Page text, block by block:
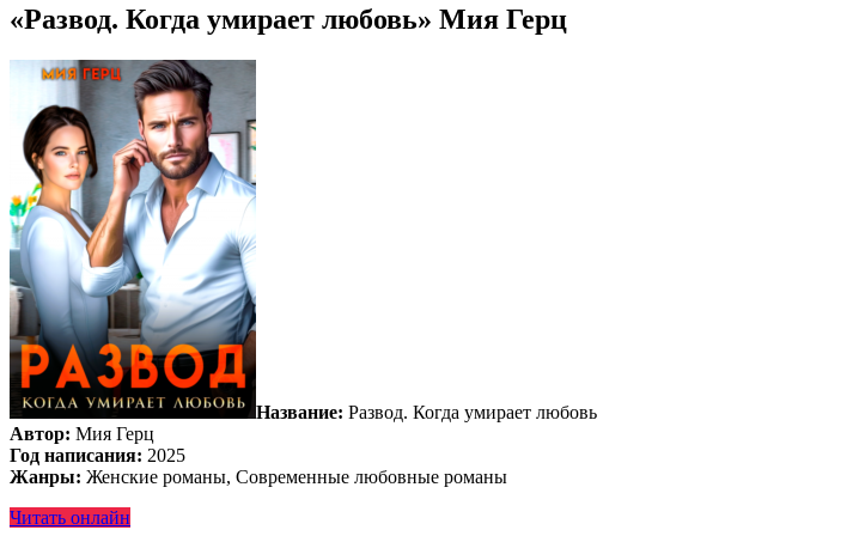
«Развод. Когда умирает любовь» Мия Герц
Название: Развод. Когда умирает любовь
Автор: Мия Герц
Год написания: 2025
Жанры: Женские романы, Современные любовные романы
Читать онлайн